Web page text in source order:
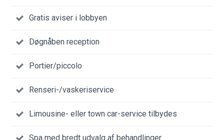
Gratis aviser i lobbyen
Døgnåben reception
Portier/piccolo
Renseri-/vaskeriservice
Limousine- eller town car-service tilbydes
Spa med bredt udvalg af behandlinger